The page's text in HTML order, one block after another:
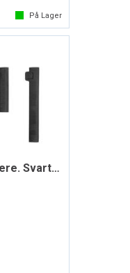
På Lager
Dørkantbeskyttere. Svart. Myk plast